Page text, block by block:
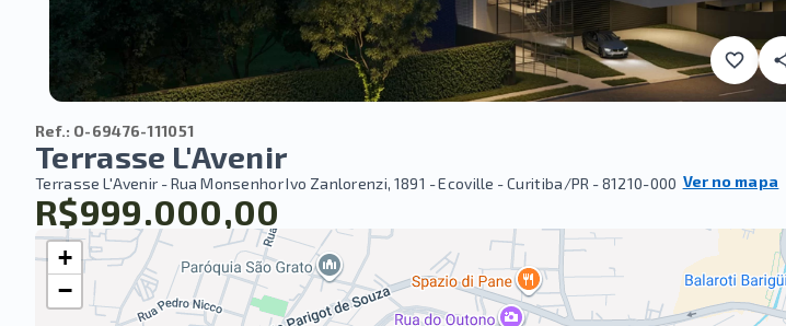
Ref.: O-69476-111051
Terrasse L'Avenir
Terrasse L'Avenir -Rua Monsenhor Ivo Zanlorenzi, 1891 - Ecoville - Curitiba/PR - 81210-000 Ver no mapa
R$999.000,00
+
−